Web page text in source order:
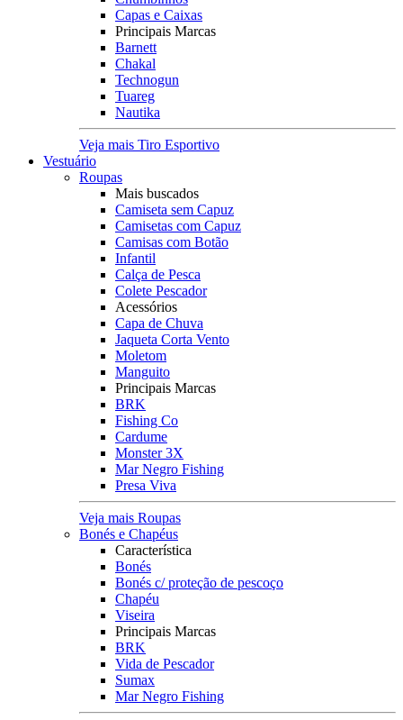
Capas e Caixas
Principais Marcas
Barnett
Chakal
Technogun
Tuareg
Nautika
Veja mais Tiro Esportivo
Vestuário
Roupas
Mais buscados
Camiseta sem Capuz
Camisetas com Capuz
Camisas com Botão
Infantil
Calça de Pesca
Colete Pescador
Acessórios
Capa de Chuva
Jaqueta Corta Vento
Moletom
Manguito
Principais Marcas
BRK
Fishing Co
Cardume
Monster 3X
Mar Negro Fishing
Presa Viva
Veja mais Roupas
Bonés e Chapéus
Característica
Bonés
Bonés c/ proteção de pescoço
Chapéu
Viseira
Principais Marcas
BRK
Vida de Pescador
Sumax
Mar Negro Fishing